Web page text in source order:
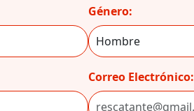
Género:
Correo Electrónico: